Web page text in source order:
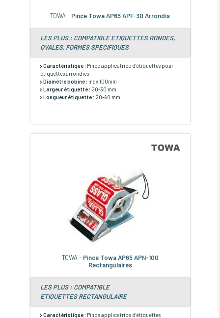
TOWA - Pince Towa AP65 APF-30 Arrondis
LES PLUS : COMPATIBLE ETIQUETTES RONDES,
OVALES, FORMES SPECIFIQUES
Caractéristique : Pince applicatrice d'étiquettes pour
étiquettes arrondies
Diamètre bobine : max 100mm
Largeur étiquette : 20-30 mm
Longueur étiquette : 20-60 mm
TOWA - Pince Towa AP65 APN-100
Rectangulaires
LES PLUS : COMPATIBLE
ETIQUETTES RECTANGULAIRE
Caractéristique : Pince applicatrice d'étiquettes